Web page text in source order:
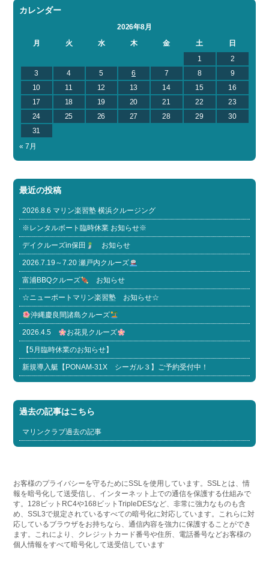
カレンダー
2026年8月
月
火 水 木 金 土
日
1
2
3
4 5 6 7 8
9
10
11 12 13 14 15
16
17
18 19 20 21 22
23
24
25 26 27 28 29
30
31
« 7月
最近の投稿
2026.8.6 マリン楽習塾 横浜クルージング
※レンタルボート臨時休業 お知らせ※
デイクルーズin保田 お知らせ
2026.7.19～7.20 瀬戸内クルーズ
富浦BBQクルーズ お知らせ
☆ニューポートマリン楽習塾 お知らせ☆
沖縄慶良間諸島クルーズ
2026.4.5 お花見クルーズ
【5月臨時休業のお知らせ】
新規導入艇【PONAM-31X シーガル３】ご予約受付中！
過去の記事はこちら
マリンクラブ過去の記事
お客様のプライバシーを守るためにSSLを使用しています。SSLとは、情
報を暗号化して送受信し、インターネット上での通信を保護する仕組みで
す。128ビットRC4や168ビットTripleDESなど、非常に強力なものも含
め、SSL3で規定されているすべての暗号化に対応しています。これらに対
応しているブラウザをお持ちなら、通信内容を強力に保護することができ
ます。これにより、クレジットカード番号や住所、電話番号などお客様の
個人情報をすべて暗号化して送受信しています